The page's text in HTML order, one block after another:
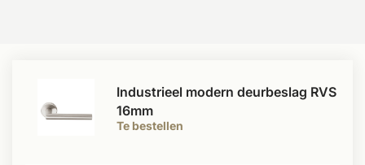
Te bestellen
Industrieel modern deurbeslag RVS
16mm